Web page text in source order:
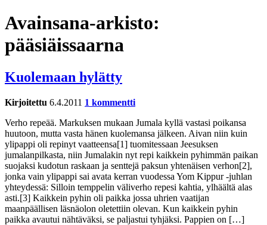
Avainsana-arkisto:
pääsiäissaarna
Kuolemaan hylätty
Kirjoitettu 6.4.2011 1 kommentti
Verho repeää. Markuksen mukaan Jumala kyllä vastasi poikansa
huutoon, mutta vasta hänen kuolemansa jälkeen. Aivan niin kuin
ylipappi oli repinyt vaatteensa[1] tuomitessaan Jeesuksen
jumalanpilkasta, niin Jumalakin nyt repi kaikkein pyhimmän paikan
suojaksi kudotun raskaan ja senttejä paksun yhtenäisen verhon[2],
jonka vain ylipappi sai avata kerran vuodessa Yom Kippur -juhlan
yhteydessä: Silloin temppelin väliverho repesi kahtia, ylhäältä alas
asti.[3] Kaikkein pyhin oli paikka jossa uhrien vaatijan
maanpäällisen läsnäolon oletettiin olevan. Kun kaikkein pyhin
paikka avautui nähtäväksi, se paljastui tyhjäksi. Pappien on […]